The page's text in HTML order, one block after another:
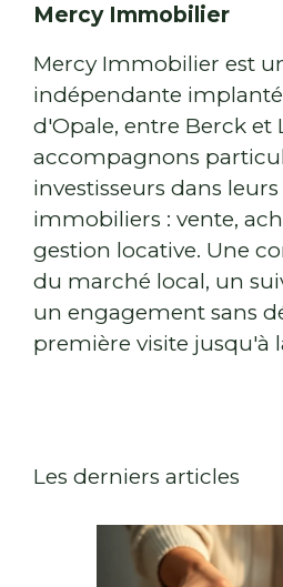
Mercy Immobilier
Mercy Immobilier est
indépendante
d'Opale, entre Berck et
accompagnons
investisseurs dans
immobiliers : vente,
gestion locative. Une
du marché local, un
un engagement sans
première visite jusqu'à
Les derniers articles